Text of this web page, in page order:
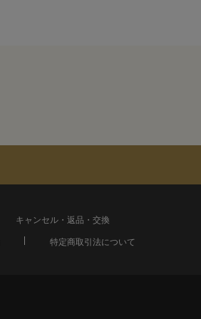
キャンセル・返品・交換
特定商取引法について